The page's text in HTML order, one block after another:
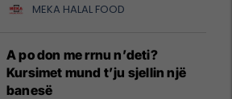
MEKA HALAL FOOD
A po don me rrnu n’deti?
Kursimet mund t’ju sjellin një
banesë